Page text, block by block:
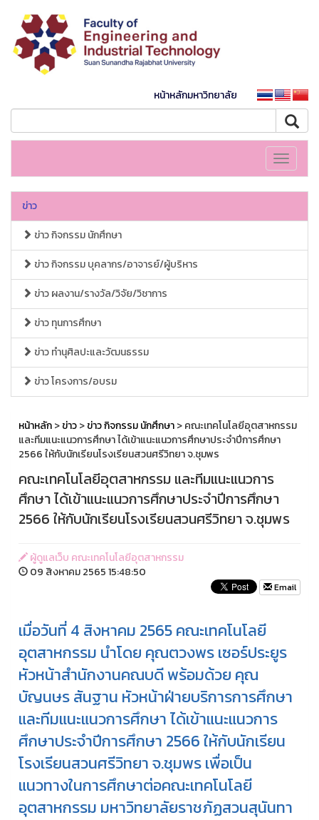
หน้าหลักมหาวิทยาลัย
Toggle
ข่าว
ข่าว กิจกรรม นักศึกษา
ข่าว กิจกรรม บุคลากร/อาจารย์/ผู้บริหาร
ข่าว ผลงาน/รางวัล/วิจัย/วิชาการ
ข่าว ทุนการศึกษา
ข่าว ทำนุศิลปะและวัฒนธรรม
ข่าว โครงการ/อบรม
หน้าหลัก>ข่าว>ข่าว กิจกรรม นักศึกษา> คณะเทคโนโลยีอุตสาหกรรม
และทีมแนะแนวการศึกษา ได้เข้าแนะแนวการศึกษาประจำปีการศึกษา
2566 ให้กับนักเรียนโรงเรียนสวนศรีวิทยา จ.ชุมพร
คณะเทคโนโลยีอุตสาหกรรม และทีมแนะแนวการ
ศึกษา ได้เข้าแนะแนวการศึกษาประจำปีการศึกษา
2566 ให้กับนักเรียนโรงเรียนสวนศรีวิทยา จ.ชุมพร
ผู้ดูแลเว็บ คณะเทคโนโลยีอุตสาหกรรม
09 สิงหาคม 2565 15:48:50
Email
เมื่อวันที่ 4 สิงหาคม 2565 คณะเทคโนโลยี
อุตสาหกรรม นำโดย คุณตวงพร เซอร์ประยูร
หัวหน้าสำนักงานคณบดี พร้อมด้วย คุณ
บัญนษร สันฐาน หัวหน้าฝ่ายบริการการศึกษา
และทีมแนะแนวการศึกษา ได้เข้าแนะแนวการ
ศึกษาประจำปีการศึกษา 2566 ให้กับนักเรียน
โรงเรียนสวนศรีวิทยา จ.ชุมพร เพื่อเป็น
แนวทางในการศึกษาต่อคณะเทคโนโลยี
อุตสาหกรรม มหาวิทยาลัยราชภัฏสวนสุนันทา